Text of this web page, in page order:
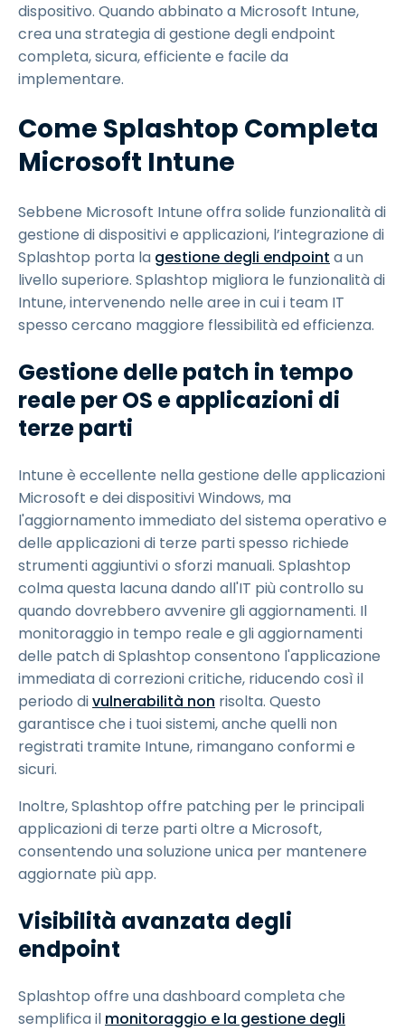
dispositivo. Quando abbinato a Microsoft Intune,
crea una strategia di gestione degli endpoint
completa, sicura, efficiente e facile da
implementare.
Come Splashtop Completa
Microsoft Intune
Sebbene Microsoft Intune offra solide funzionalità di
gestione di dispositivi e applicazioni, l’integrazione di
Splashtop porta la gestione degli endpoint a un
livello superiore. Splashtop migliora le funzionalità di
Intune, intervenendo nelle aree in cui i team IT
spesso cercano maggiore flessibilità ed efficienza.
Gestione delle patch in tempo
reale per OS e applicazioni di
terze parti
Intune è eccellente nella gestione delle applicazioni
Microsoft e dei dispositivi Windows, ma
l'aggiornamento immediato del sistema operativo e
delle applicazioni di terze parti spesso richiede
strumenti aggiuntivi o sforzi manuali. Splashtop
colma questa lacuna dando all'IT più controllo su
quando dovrebbero avvenire gli aggiornamenti. Il
monitoraggio in tempo reale e gli aggiornamenti
delle patch di Splashtop consentono l'applicazione
immediata di correzioni critiche, riducendo così il
periodo divulnerabilità non risolta. Questo
garantisce che i tuoi sistemi, anche quelli non
registrati tramite Intune, rimangano conformi e
sicuri.
Inoltre, Splashtop offre patching per le principali
applicazioni di terze parti oltre a Microsoft,
consentendo una soluzione unica per mantenere
aggiornate più app.
Visibilità avanzata degli
endpoint
Splashtop offre una dashboard completa che
semplifica il monitoraggio e la gestione degli